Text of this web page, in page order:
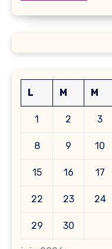
L M M
1 2 3
8 9 10
15 16 17
22 23 24
29 30